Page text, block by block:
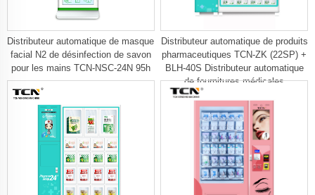
Distributeur automatique de masque
facial N2 de désinfection de savon
pour les mains TCN-NSC-24N 95h
Distributeur automatique de produits
pharmaceutiques TCN-ZK (22SP) +
BLH-40S Distributeur automatique
de fournitures médicales
Distributeur automatique de
masques chirurgicaux